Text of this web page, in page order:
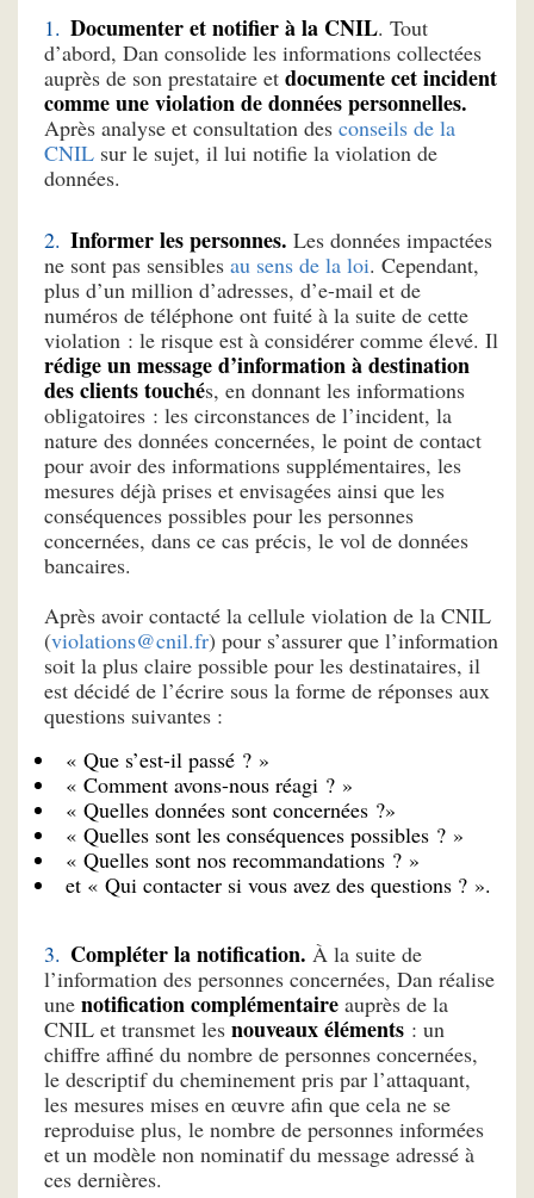
Documenter et notifier à la CNIL. Tout
d’abord, Dan consolide les informations collectées
auprès de son prestataire et documente cet incident
comme une violation de données personnelles.
Après analyse et consultation des conseils de la
CNIL sur le sujet, il lui notifie la violation de
données.
Informer les personnes. Les données impactées
ne sont pas sensibles au sens de la loi. Cependant,
plus d’un million d’adresses, d’e-mail et de
numéros de téléphone ont fuité à la suite de cette
violation : le risque est à considérer comme élevé. Il
rédige un message d’information à destination
des clients touchés, en donnant les informations
obligatoires : les circonstances de l’incident, la
nature des données concernées, le point de contact
pour avoir des informations supplémentaires, les
mesures déjà prises et envisagées ainsi que les
conséquences possibles pour les personnes
concernées, dans ce cas précis, le vol de données
bancaires.
Après avoir contacté la cellule violation de la CNIL
(violations@cnil.fr) pour s’assurer que l’information
soit la plus claire possible pour les destinataires, il
est décidé de l’écrire sous la forme de réponses aux
questions suivantes :
« Que s’est-il passé ? »
« Comment avons-nous réagi ? »
« Quelles données sont concernées ?»
« Quelles sont les conséquences possibles ? »
« Quelles sont nos recommandations ? »
et « Qui contacter si vous avez des questions ? ».
Compléter la notification. À la suite de
l’information des personnes concernées, Dan réalise
une notification complémentaire auprès de la
CNIL et transmet les nouveaux éléments : un
chiffre affiné du nombre de personnes concernées,
le descriptif du cheminement pris par l’attaquant,
les mesures mises en œuvre afin que cela ne se
reproduise plus, le nombre de personnes informées
et un modèle non nominatif du message adressé à
ces dernières.